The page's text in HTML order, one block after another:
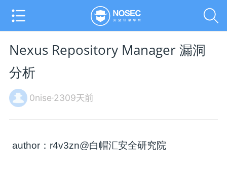
Nexus Repository Manager 漏洞
分析
0nise·2309天前
author：r4v3zn@白帽汇安全研究院